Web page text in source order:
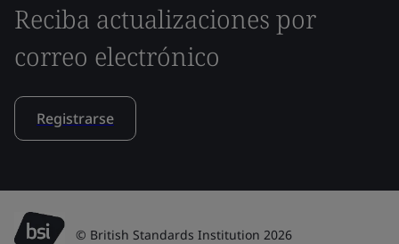
Reciba actualizaciones por
correo electrónico
Registrarse
© British Standards Institution 2026